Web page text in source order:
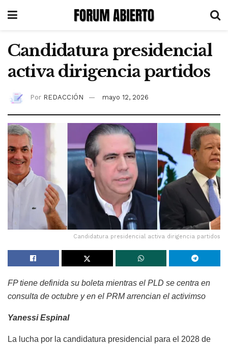
Candidatura presidencial
activa dirigencia partidos
Por REDACCIÓN mayo 12, 2026
Candidatura presidencial activa dirigencia partidos
FP tiene definida su boleta mientras el PLD se centra en
consulta de octubre y en el PRM arrencian el activimso
Yanessi Espinal
La lucha por la candidatura presidencial para el 2028 de